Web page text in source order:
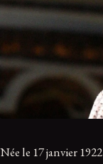
Née le 17 janvier